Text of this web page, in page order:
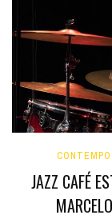
JAZZ CAFÉ